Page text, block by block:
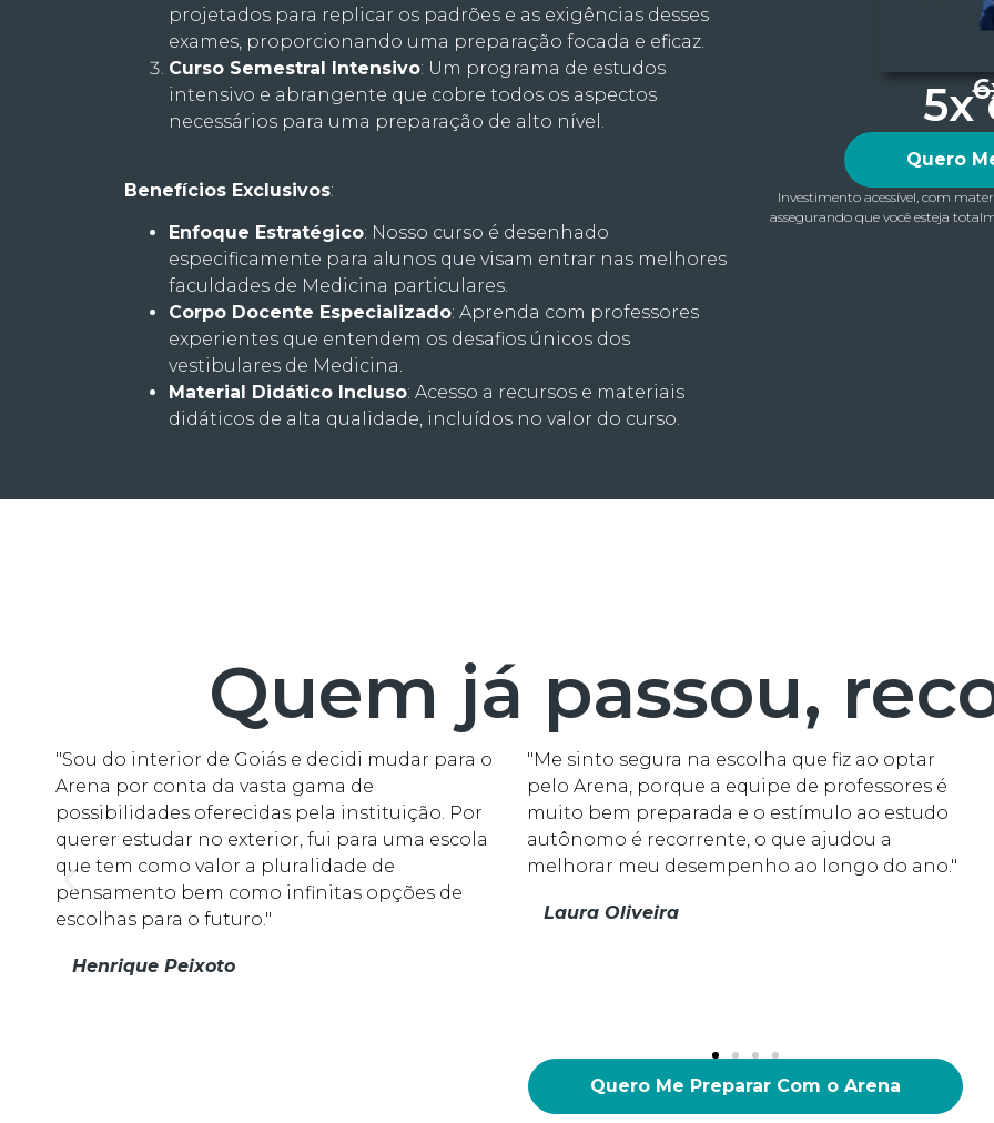
projetados para replicar os padrões e as exigências desses
exames, proporcionando uma preparação focada e eficaz.
Curso Semestral Intensivo: Um programa de estudos
intensivo e abrangente que cobre todos os aspectos
necessários para uma preparação de alto nível.
Benefícios Exclusivos:
Enfoque Estratégico: Nosso curso é desenhado
especificamente para alunos que visam entrar nas melhores
faculdades de Medicina particulares.
Corpo Docente Especializado: Aprenda com professores
experientes que entendem os desafios únicos dos
vestibulares de Medicina.
Material Didático Incluso: Acesso a recursos e materiais
didáticos de alta qualidade, incluídos no valor do curso.
5x
Quero
Investimento acessível, com
assegurando que você esteja
Quem já passou,
"Sou do interior de Goiás e decidi mudar para o
Arena por conta da vasta gama de
possibilidades oferecidas pela instituição. Por
querer estudar no exterior, fui para uma escola
que tem como valor a pluralidade de
pensamento bem como infinitas opções de
escolhas para o futuro."
Henrique Peixoto
"Me sinto segura na escolha que fiz ao optar
pelo Arena, porque a equipe de professores é
muito bem preparada e o estímulo ao estudo
autônomo é recorrente, o que ajudou a
melhorar meu desempenho ao longo do ano."
Laura Oliveira
Quero Me Preparar Com o Arena